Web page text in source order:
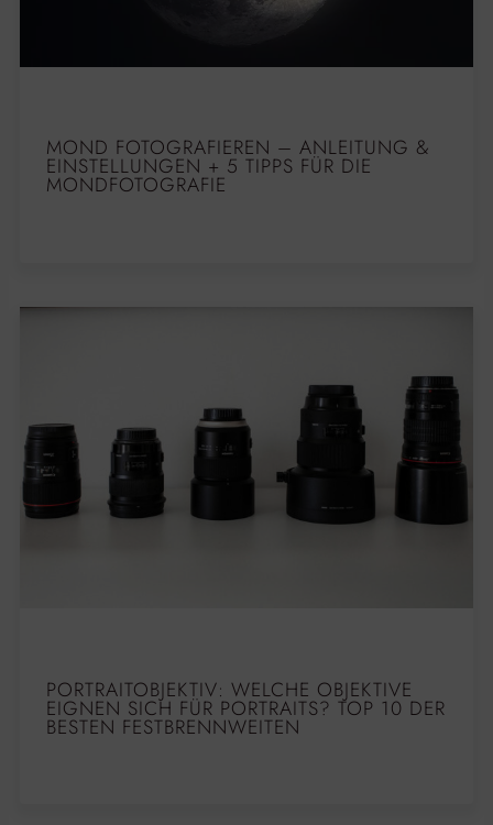
MOND FOTOGRAFIEREN – ANLEITUNG &
EINSTELLUNGEN + 5 TIPPS FÜR DIE
MONDFOTOGRAFIE
PORTRAITOBJEKTIV: WELCHE OBJEKTIVE
EIGNEN SICH FÜR PORTRAITS? TOP 10 DER
BESTEN FESTBRENNWEITEN